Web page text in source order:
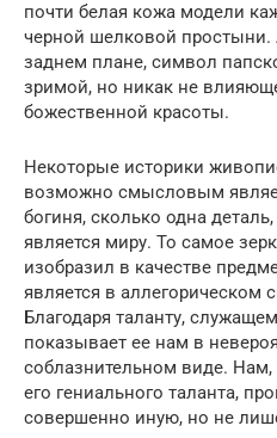
почти белая кожа модели
черной шелковой простыни.
заднем плане, символ
зримой, но никак не
божественной красоты.
Некоторые историки
возможно смысловым
богиня, сколько одна
является миру. То самое
изобразил в качестве
является в
Благодаря таланту,
показывает ее нам в
соблазнительном виде. Нам,
его гениального таланта,
совершенно иную, но не